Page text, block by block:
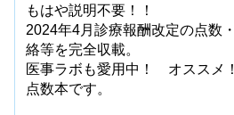
もはや説明不要！！
2024年4月診療報酬改定の点数
絡等を完全収載。
医事ラボも愛用中！ オススメ
点数本です。